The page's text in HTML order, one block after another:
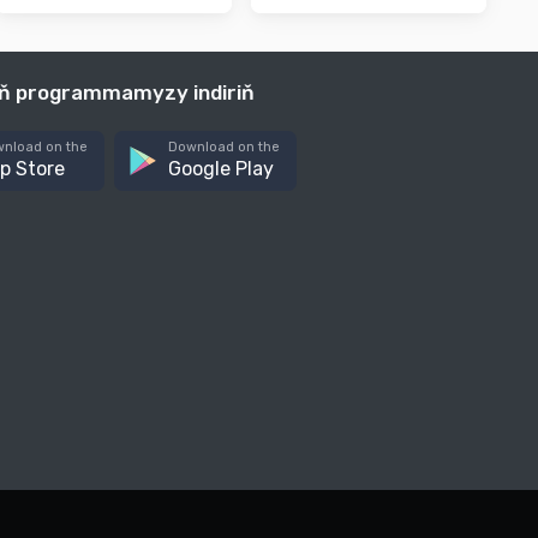
programmamyzy indiriň
on the
Store
Download on the
Google Play